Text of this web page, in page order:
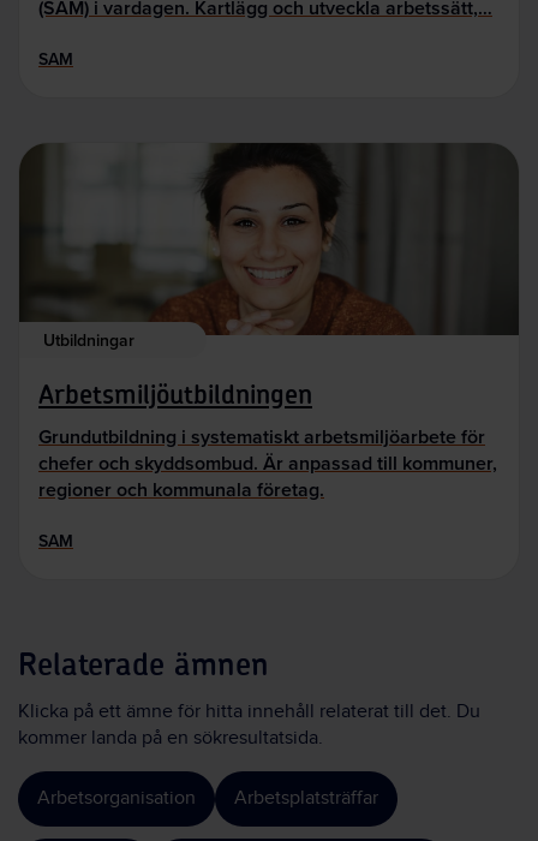
(SAM) i vardagen. Kartlägg och utveckla arbetssätt,…
SAM
Utbildningar
Arbetsmiljöutbildningen
Grundutbildning i systematiskt arbetsmiljöarbete för
chefer och skyddsombud. Är anpassad till kommuner,
regioner och kommunala företag.
SAM
Relaterade ämnen
Klicka på ett ämne för hitta innehåll relaterat till det. Du
kommer landa på en sökresultatsida.
Arbetsorganisation Arbetsplatsträffar